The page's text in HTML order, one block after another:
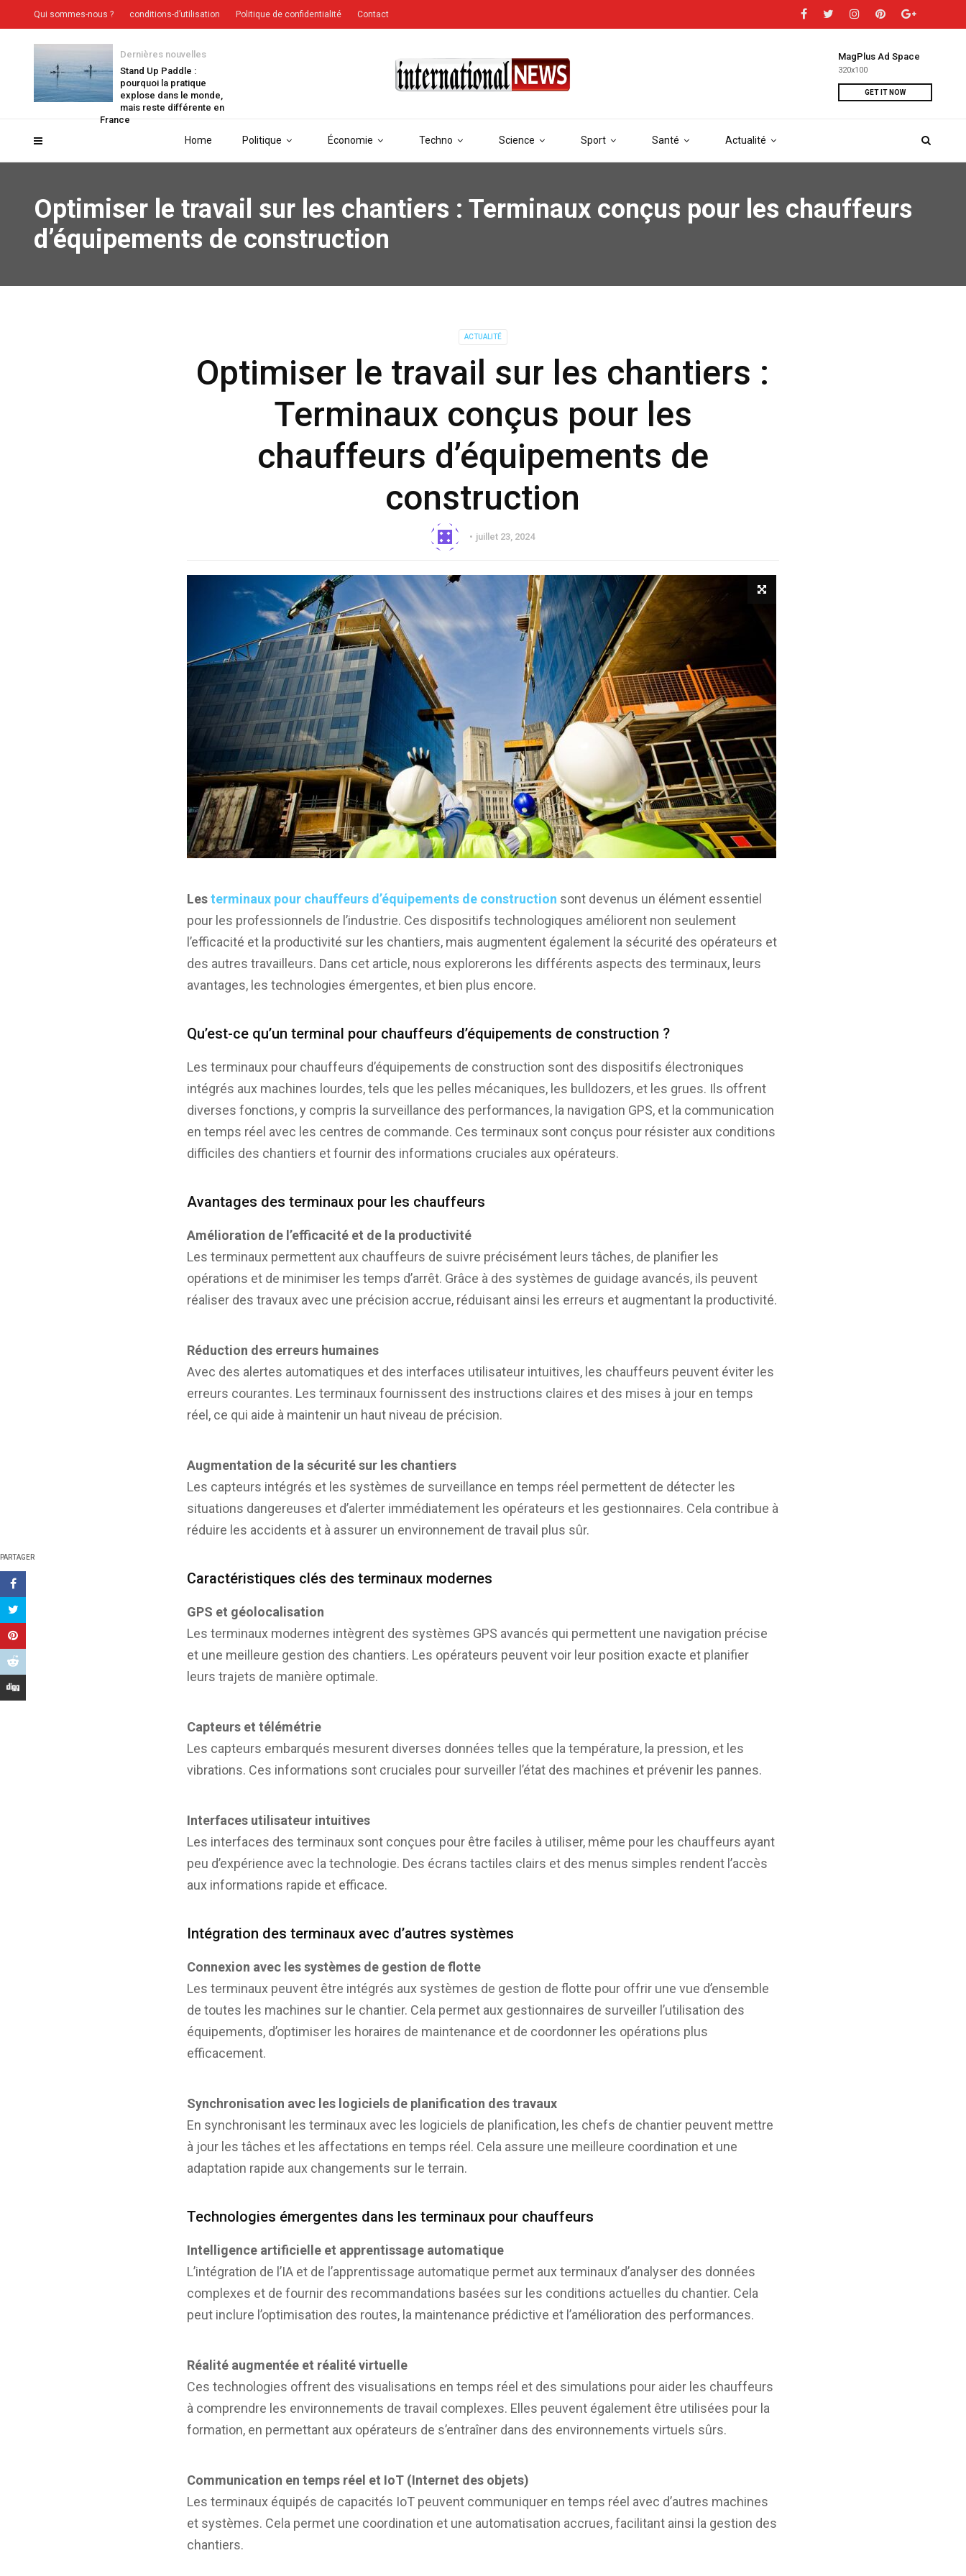
Home Politique Économie Techno Science Sport Santé Actualité
MagPlus Ad Space
320x100
GET IT NOW
Dernières nouvelles
Stand Up Paddle :
pourquoi la pratique
explose dans le monde,
mais reste différente en
France
Qui sommes-nous ? conditions-d’utilisation Politique de confidentialité Contact
Optimiser le travail sur les chantiers : Terminaux conçus pour les chauffeurs
d’équipements de construction
ACTUALITÉ
Optimiser le travail sur les chantiers :
Terminaux conçus pour les
chauffeurs d’équipements de
construction
juillet 23, 2024
PARTAGER
Lesterminaux pour chauffeurs d’équipements de construction sont devenus un élément essentiel
pour les professionnels de l’industrie. Ces dispositifs technologiques améliorent non seulement
l’efficacité et la productivité sur les chantiers, mais augmentent également la sécurité des opérateurs et
des autres travailleurs. Dans cet article, nous explorerons les différents aspects des terminaux, leurs
avantages, les technologies émergentes, et bien plus encore.
Qu’est-ce qu’un terminal pour chauffeurs d’équipements de construction ?
Les terminaux pour chauffeurs d’équipements de construction sont des dispositifs électroniques
intégrés aux machines lourdes, tels que les pelles mécaniques, les bulldozers, et les grues. Ils offrent
diverses fonctions, y compris la surveillance des performances, la navigation GPS, et la communication
en temps réel avec les centres de commande. Ces terminaux sont conçus pour résister aux conditions
difficiles des chantiers et fournir des informations cruciales aux opérateurs.
Avantages des terminaux pour les chauffeurs
Amélioration de l’efficacité et de la productivité
Les terminaux permettent aux chauffeurs de suivre précisément leurs tâches, de planifier les
opérations et de minimiser les temps d’arrêt. Grâce à des systèmes de guidage avancés, ils peuvent
réaliser des travaux avec une précision accrue, réduisant ainsi les erreurs et augmentant la productivité.
Réduction des erreurs humaines
Avec des alertes automatiques et des interfaces utilisateur intuitives, les chauffeurs peuvent éviter les
erreurs courantes. Les terminaux fournissent des instructions claires et des mises à jour en temps
réel, ce qui aide à maintenir un haut niveau de précision.
Augmentation de la sécurité sur les chantiers
Les capteurs intégrés et les systèmes de surveillance en temps réel permettent de détecter les
situations dangereuses et d’alerter immédiatement les opérateurs et les gestionnaires. Cela contribue à
réduire les accidents et à assurer un environnement de travail plus sûr.
Caractéristiques clés des terminaux modernes
GPS et géolocalisation
Les terminaux modernes intègrent des systèmes GPS avancés qui permettent une navigation précise
et une meilleure gestion des chantiers. Les opérateurs peuvent voir leur position exacte et planifier
leurs trajets de manière optimale.
Capteurs et télémétrie
Les capteurs embarqués mesurent diverses données telles que la température, la pression, et les
vibrations. Ces informations sont cruciales pour surveiller l’état des machines et prévenir les pannes.
Interfaces utilisateur intuitives
Les interfaces des terminaux sont conçues pour être faciles à utiliser, même pour les chauffeurs ayant
peu d’expérience avec la technologie. Des écrans tactiles clairs et des menus simples rendent l’accès
aux informations rapide et efficace.
Intégration des terminaux avec d’autres systèmes
Connexion avec les systèmes de gestion de flotte
Les terminaux peuvent être intégrés aux systèmes de gestion de flotte pour offrir une vue d’ensemble
de toutes les machines sur le chantier. Cela permet aux gestionnaires de surveiller l’utilisation des
équipements, d’optimiser les horaires de maintenance et de coordonner les opérations plus
efficacement.
Synchronisation avec les logiciels de planification des travaux
En synchronisant les terminaux avec les logiciels de planification, les chefs de chantier peuvent mettre
à jour les tâches et les affectations en temps réel. Cela assure une meilleure coordination et une
adaptation rapide aux changements sur le terrain.
Technologies émergentes dans les terminaux pour chauffeurs
Intelligence artificielle et apprentissage automatique
L’intégration de l’IA et de l’apprentissage automatique permet aux terminaux d’analyser des données
complexes et de fournir des recommandations basées sur les conditions actuelles du chantier. Cela
peut inclure l’optimisation des routes, la maintenance prédictive et l’amélioration des performances.
Réalité augmentée et réalité virtuelle
Ces technologies offrent des visualisations en temps réel et des simulations pour aider les chauffeurs
à comprendre les environnements de travail complexes. Elles peuvent également être utilisées pour la
formation, en permettant aux opérateurs de s’entraîner dans des environnements virtuels sûrs.
Communication en temps réel et IoT (Internet des objets)
Les terminaux équipés de capacités IoT peuvent communiquer en temps réel avec d’autres machines
et systèmes. Cela permet une coordination et une automatisation accrues, facilitant ainsi la gestion des
chantiers.